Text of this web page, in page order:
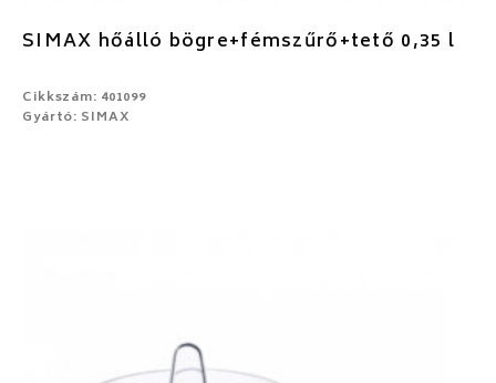
SIMAX hőálló bögre+fémszűrő+tető 0,35 l
Cikkszám: 401099
Gyártó: SIMAX